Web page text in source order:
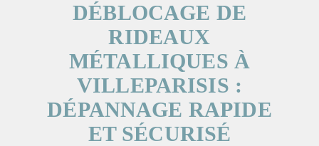
DÉBLOCAGE DE
RIDEAUX
MÉTALLIQUES À
VILLEPARISIS :
DÉPANNAGE RAPIDE
ET SÉCURISÉ